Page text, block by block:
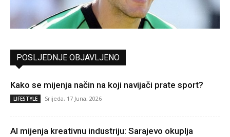
POSLJEDNJE OBJAVLJENO
Kako se mijenja način na koji navijači prate sport?
LIFESTYLE Srijeda, 17 Juna, 2026
AI mijenja kreativnu industriju: Sarajevo okuplja